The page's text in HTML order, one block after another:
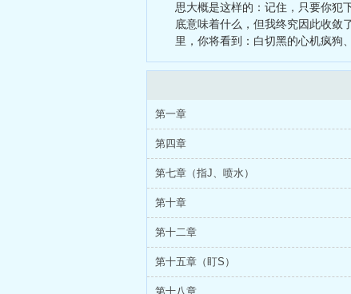
思大概是这样的：记住，只要你犯
底意味着什么，但我终究因此收敛
里，你将看到：白切黑的心机疯狗
第一章
第四章
第七章（指J、喷水）
第十章
第十二章
第十五章（盯S）
第十八章